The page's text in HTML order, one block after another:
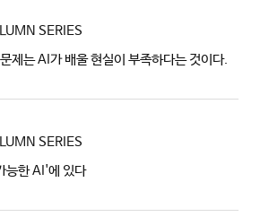
SERIES
제는 AI가 배울 현실이 부족하다는 것이다.
SERIES
능한 AI'에 있다